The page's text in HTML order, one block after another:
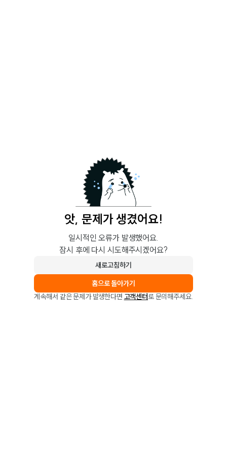
앗, 문제가 생겼어요!
일시적인 오류가 발생했어요.
잠시 후에 다시 시도해주시겠어요?
새로고침하기
홈으로 돌아가기
계속해서 같은 문제가 발생한다면 고객센터로 문의해주세요.